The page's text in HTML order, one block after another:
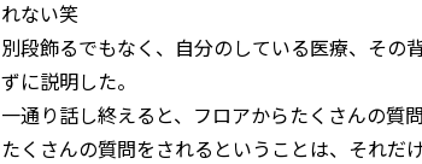
れない笑
別段飾るでもなく、自分のしている医療、その
ずに説明した。
一通り話し終えると、フロアからたくさんの質問
たくさんの質問をされるということは、それだ